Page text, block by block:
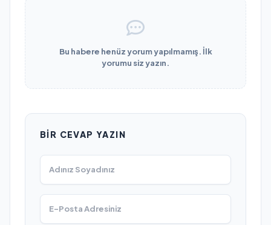
Bu habere henüz yorum yapılmamış. İlk
yorumu siz yazın.
BIR CEVAP YAZIN